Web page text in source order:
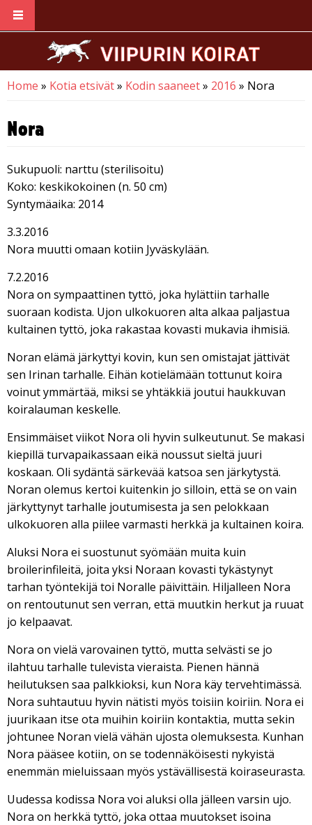
Skip to main content
You are here
Home » Kotia etsivät» Kodin saaneet» 2016 » Nora
Nora
Sukupuoli: narttu (sterilisoitu)
Koko: keskikokoinen (n. 50 cm)
Syntymäaika: 2014
3.3.2016
Nora muutti omaan kotiin Jyväskylään.
7.2.2016
Nora on sympaattinen tyttö, joka hylättiin tarhalle
suoraan kodista. Ujon ulkokuoren alta alkaa paljastua
kultainen tyttö, joka rakastaa kovasti mukavia ihmisiä.
Noran elämä järkyttyi kovin, kun sen omistajat jättivät
sen Irinan tarhalle. Eihän kotielämään tottunut koira
voinut ymmärtää, miksi se yhtäkkiä joutui haukkuvan
koiralauman keskelle.
Ensimmäiset viikot Nora oli hyvin sulkeutunut. Se makasi
kiepillä turvapaikassaan eikä noussut sieltä juuri
koskaan. Oli sydäntä särkevää katsoa sen järkytystä.
Noran olemus kertoi kuitenkin jo silloin, että se on vain
järkyttynyt tarhalle joutumisesta ja sen pelokkaan
ulkokuoren alla piilee varmasti herkkä ja kultainen koira.
Aluksi Nora ei suostunut syömään muita kuin
broilerinfileitä, joita yksi Noraan kovasti tykästynyt
tarhan työntekijä toi Noralle päivittäin. Hiljalleen Nora
on rentoutunut sen verran, että muutkin herkut ja ruuat
jo kelpaavat.
Nora on vielä varovainen tyttö, mutta selvästi se jo
ilahtuu tarhalle tulevista vieraista. Pienen hännä
heilutuksen saa palkkioksi, kun Nora käy tervehtimässä.
Nora suhtautuu hyvin nätisti myös toisiin koiriin. Nora ei
juurikaan itse ota muihin koiriin kontaktia, mutta sekin
johtunee Noran vielä vähän ujosta olemuksesta. Kunhan
Nora pääsee kotiin, on se todennäköisesti nykyistä
enemmän mieluissaan myös ystävällisestä koiraseurasta.
Uudessa kodissa Nora voi aluksi olla jälleen varsin ujo.
Nora on herkkä tyttö, joka ottaa muutokset isoina